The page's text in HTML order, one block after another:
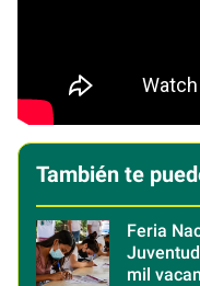
También te
Feria
mil